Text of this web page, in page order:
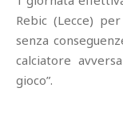
Rebic (Lecce)
senza
calciatore
gioco”.